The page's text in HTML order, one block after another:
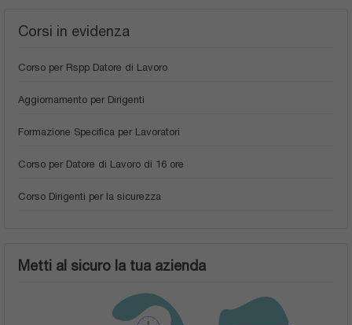
Corsi in evidenza
Corso per Rspp Datore di Lavoro
Aggiornamento per Dirigenti
Formazione Specifica per Lavoratori
Corso per Datore di Lavoro di 16 ore
Corso Dirigenti per la sicurezza
Metti al sicuro la tua azienda